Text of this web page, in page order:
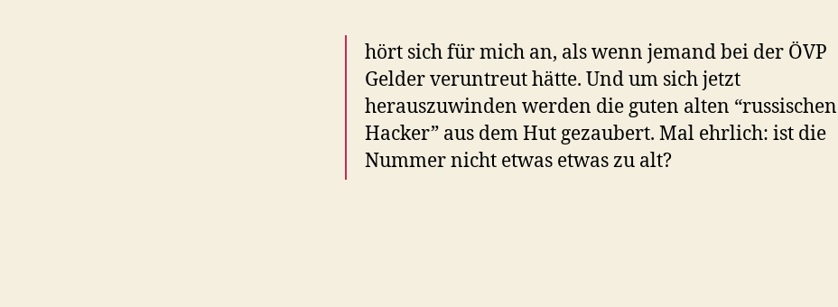
hört sich für mich an, als wenn jemand bei der ÖVP
Gelder veruntreut hätte. Und um sich jetzt
herauszuwinden werden die guten alten “russischen
Hacker” aus dem Hut gezaubert. Mal ehrlich: ist die
Nummer nicht etwas etwas zu alt?